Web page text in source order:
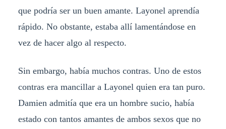
que podría ser un buen amante. Layonel aprendía
rápido. No obstante, estaba allí lamentándose en
vez de hacer algo al respecto.
Sin embargo, había muchos contras. Uno de estos
contras era mancillar a Layonel quien era tan puro.
Damien admitía que era un hombre sucio, había
estado con tantos amantes de ambos sexos que no